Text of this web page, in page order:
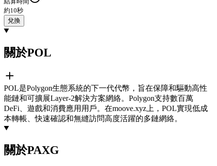
約10秒
兌換
關於POL
POL是Polygon生態系統的下一代代幣，旨在保障和驅動高性
能鏈和可擴展Layer-2解決方案網絡。Polygon支持數百萬
DeFi、遊戲和消費應用用戶。在moove.xyz上，POL實現低成
本轉帳、快速確認和無縫訪問高度活躍的多鏈網絡。
關於PAXG